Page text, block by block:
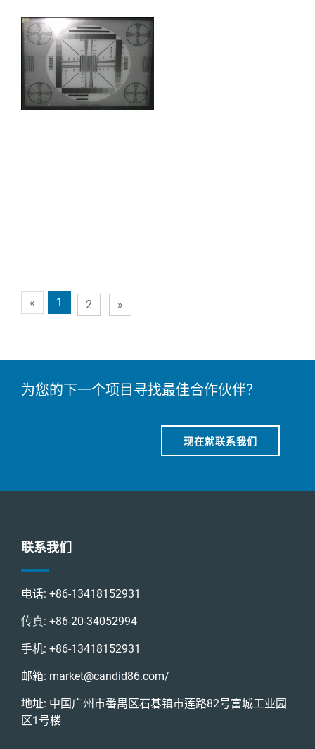
« 1 2 »
为您的下一个项目寻找最佳合作伙伴？
现在就联系我们
联系我们
电话: +86-13418152931
传真: +86-20-34052994
手机: +86-13418152931
邮箱: market@candid86.com/
地址: 中国广州市番禺区石碁镇市莲路82号富城工业园
区1号楼